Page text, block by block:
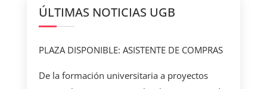
ÚLTIMAS NOTICIAS UGB
PLAZA DISPONIBLE: ASISTENTE DE COMPRAS
De la formación universitaria a proyectos